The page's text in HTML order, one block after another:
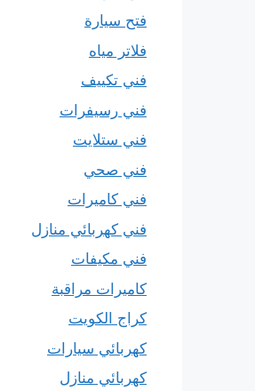
فتح سيارة
فلاتر مياه
فني تكييف
فني رسيفرات
فني ستلايت
فني صحي
فني كاميرات
فني كهربائي منازل
فني مكيفات
كاميرات مراقبة
كراج الكويت
كهربائي سيارات
كهربائي منازل